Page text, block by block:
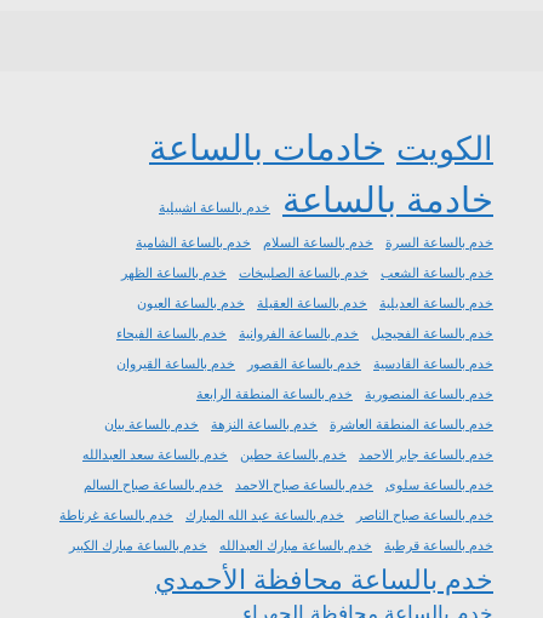
الكويت خادمات بالساعة
خادمة بالساعة
خدم بالساعة اشبيلية
خدم بالساعة السرة خدم بالساعة السلام
خدم بالساعة الشامية
خدم بالساعة الشعب
خدم بالساعة الصليبخات
خدم بالساعة الظهر
خدم بالساعة العديلية
خدم بالساعة العقيلة
خدم بالساعة العيون
خدم بالساعة الفحيحيل
خدم بالساعة الفروانية
خدم بالساعة الفيحاء
خدم بالساعة القادسية
خدم بالساعة القصور
خدم بالساعة القيروان
خدم بالساعة المنصورية
خدم بالساعة المنطقة الرابعة
خدم بالساعة المنطقة العاشرة
خدم بالساعة النزهة
خدم بالساعة بيان
خدم بالساعة جابر الاحمد
خدم بالساعة حطين
خدم بالساعة سعد العبدالله
خدم بالساعة سلوى
خدم بالساعة صباح الاحمد
خدم بالساعة صباح السالم
خدم بالساعة صباح الناصر
خدم بالساعة عبد الله المبارك
خدم بالساعة غرناطة
خدم بالساعة قرطبة
خدم بالساعة مبارك العبدالله خدم بالساعة مبارك الكبير
خدم بالساعة محافظة الأحمدي
خدم بالساعة محافظة الجهراء